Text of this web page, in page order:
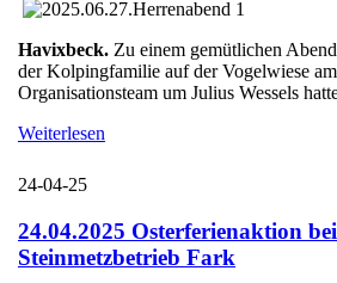
Havixbeck. Zu einem gemütlichen
der Kolpingfamilie auf der Vogelwiese
Organisationsteam um Julius Wessels
Weiterlesen
24-04-25
24.04.2025 Osterferienaktion
Steinmetzbetrieb Fark